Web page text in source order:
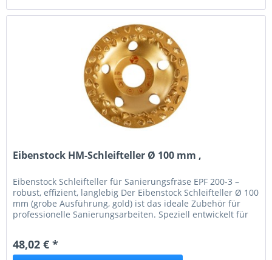
Eibenstock HM-Schleifteller Ø 100 mm ,
Eibenstock Schleifteller für Sanierungsfräse EPF 200-3 –
robust, effizient, langlebig Der Eibenstock Schleifteller Ø 100
mm (grobe Ausführung, gold) ist das ideale Zubehör für
professionelle Sanierungsarbeiten. Speziell entwickelt für
harten, abrasiven...
48,02 € *